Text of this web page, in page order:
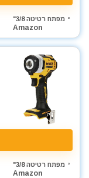
מפתח רטיטה 3/8"
Amazon
מפתח רטיטה 3/8"
Amazon